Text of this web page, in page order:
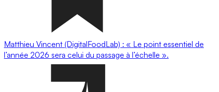
Matthieu Vincent (DigitalFoodLab) : « Le point essentiel de
l’année 2026 sera celui du passage à l’échelle ».